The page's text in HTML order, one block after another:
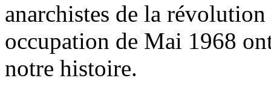
anarchistes de la
occupation de Mai 1968
notre histoire.